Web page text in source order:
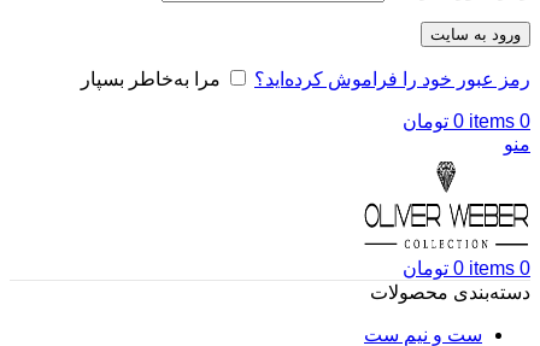
ورود به سایت
رمز عبور خود را فراموش کرده‌اید؟ مرا به‌خاطر بسپار
0
items
0 تومان
منو
0
items
0 تومان
دسته‌بندی محصولات
ست و نیم ست